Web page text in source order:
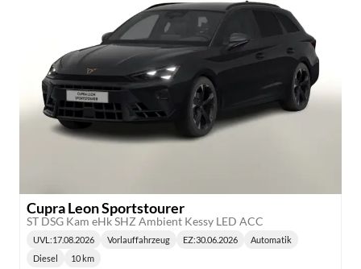
Cupra Leon Sportstourer
ST DSG Kam eHk SHZ Ambient Kessy LED ACC
UVL :17.08.2026 Vorlauffahrzeug EZ:30.06.2026 Automatik
Diesel 10 km